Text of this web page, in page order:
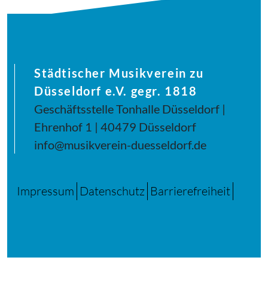
Städtischer Musikverein zu
Düsseldorf e.V. gegr. 1818
Geschäftsstelle Tonhalle Düsseldorf |
Ehrenhof 1 | 40479 Düsseldorf
info@musikverein-duesseldorf.de
Impressum Datenschutz Barrierefreiheit